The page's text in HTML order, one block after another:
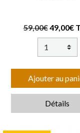
59,00€49,00€
Ajouter au
Détails